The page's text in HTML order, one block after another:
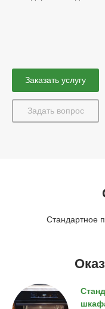
Заказать услугу
Задать вопрос
Стандартное